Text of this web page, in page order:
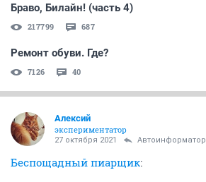
Браво, Билайн! (часть 4)
217799 687
Ремонт обуви. Где?
7126 40
Алексий
экспериментатор
27 октября 2021 Автоинформатор
Беспощадный пиарщик: